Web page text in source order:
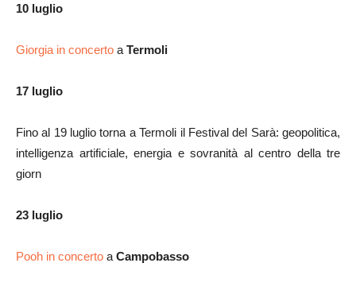
10 luglio
Giorgia in concerto a Termoli
17 luglio
Fino al 19 luglio torna a Termoli il Festival del Sarà: geopolitica,
intelligenza artificiale, energia e sovranità al centro della tre
giorn
23 luglio
Pooh in concerto a Campobasso